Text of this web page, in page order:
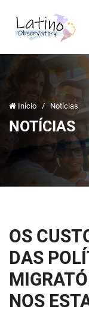
Início / Notícias
NOTÍCIAS
OS
DAS
NOS